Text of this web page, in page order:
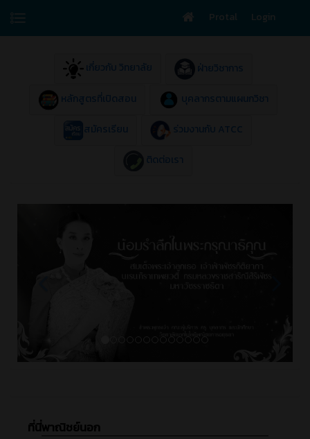
Protal Login
เกี่ยวกับ วิทยาลัย ฝ่ายวิชาการ
หลักสูตรที่เปิดสอน บุคลากรตามแผนกวิชา
สมัครเรียน ร่วมงานกับ ATCC
ติดต่อเรา
ที่นี่พาณิชย์นอก